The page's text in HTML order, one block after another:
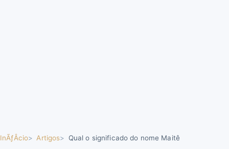
InÃƒÂ­cio Artigos Qual o significado do nome Maitê